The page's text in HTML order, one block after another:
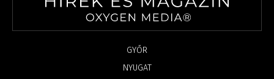
GYŐR
NYUGAT